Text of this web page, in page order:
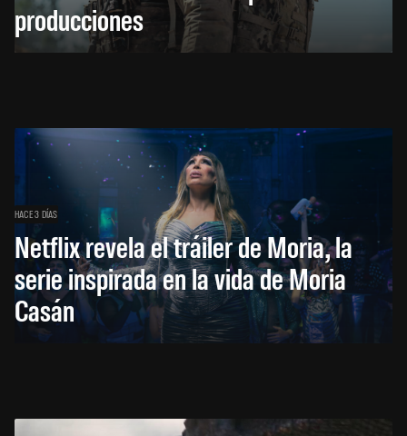
producciones
HACE 3 DÍAS
Netflix revela el tráiler de Moria, la
serie inspirada en la vida de Moria
Casán